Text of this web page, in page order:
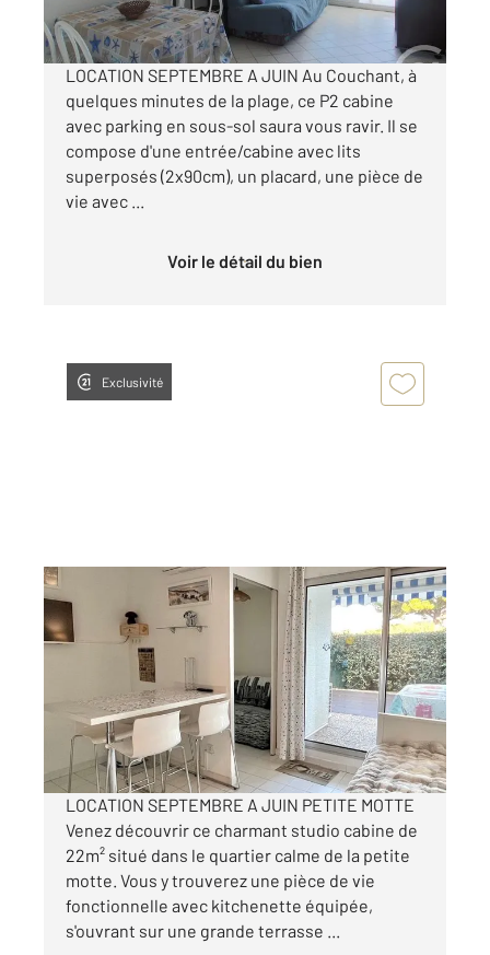
par mois charges comprises
LOCATION SEPTEMBRE A JUIN Au Couchant, à
quelques minutes de la plage, ce P2 cabine
avec parking en sous-sol saura vous ravir. Il se
compose d'une entrée/cabine avec lits
superposés (2x90cm), un placard, une pièce de
vie avec ...
Voir le détail du bien
Exclusivité
LA GRANDE MOTTE 34
22,40 m2, 1 pièce
Ref : 51898
Appartement F1 à louer
450 €
par mois charges comprises
LOCATION SEPTEMBRE A JUIN PETITE MOTTE
Venez découvrir ce charmant studio cabine de
22m² situé dans le quartier calme de la petite
motte. Vous y trouverez une pièce de vie
fonctionnelle avec kitchenette équipée,
s'ouvrant sur une grande terrasse ...